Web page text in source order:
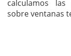
calculamos las
sobre ventanas